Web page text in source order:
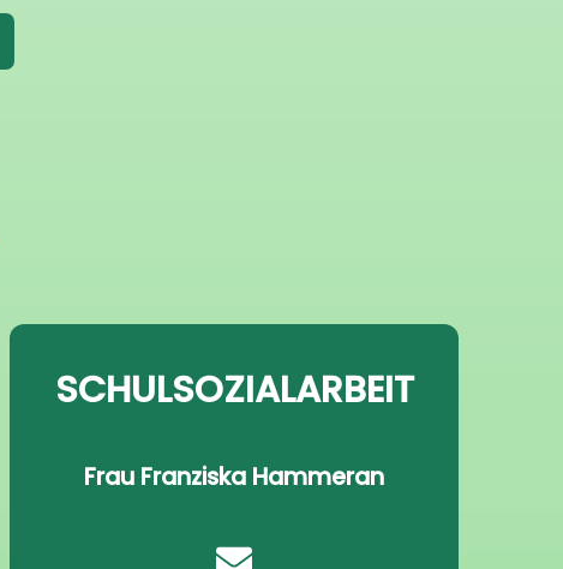
SCHULSOZIALARBEIT
Frau Franziska Hammeran